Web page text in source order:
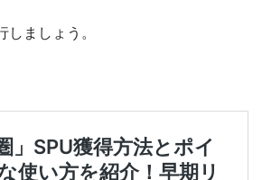
しましょう。